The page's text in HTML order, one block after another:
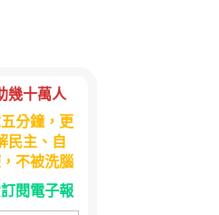
幾十萬人
分鐘，更
民主、自
不被洗腦
閱電子報